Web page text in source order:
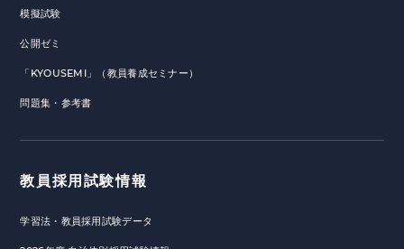
模擬試験
公開ゼミ
「KYOUSEMI」（教員養成セミナー）
問題集・参考書
教員採用試験情報
学習法・教員採用試験データ